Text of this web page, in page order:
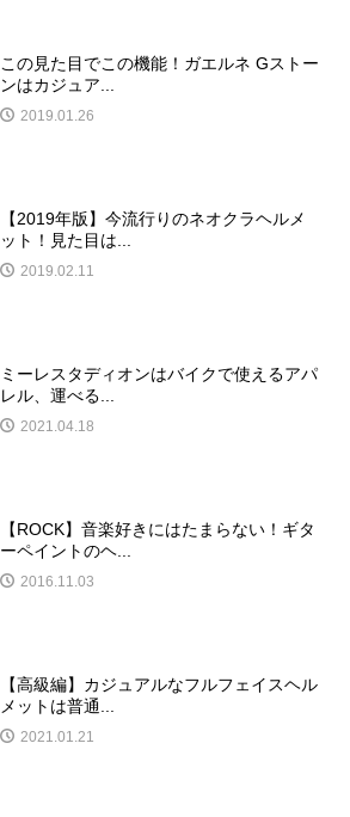
この見た目でこの機能！ガエルネ Gストー
ンはカジュア...
2019.01.26
【2019年版】今流行りのネオクラヘルメ
ット！見た目は...
2019.02.11
ミーレスタディオンはバイクで使えるアパ
レル、運べる...
2021.04.18
【ROCK】音楽好きにはたまらない！ギタ
ーペイントのヘ...
2016.11.03
【高級編】カジュアルなフルフェイスヘル
メットは普通...
2021.01.21